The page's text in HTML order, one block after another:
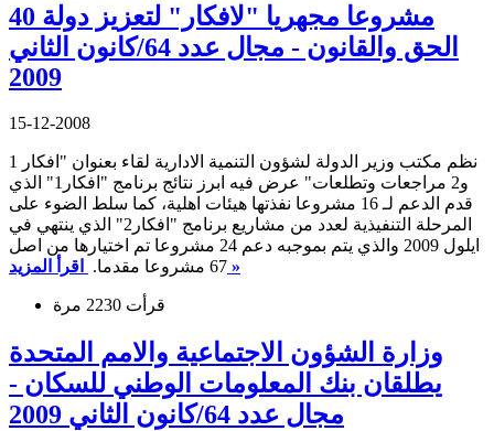
40 مشروعا مجهريا "لافكار" لتعزيز دولة
الحق والقانون - مجال عدد 64/كانون الثاني
2009
15-12-2008
نظم مكتب وزير الدولة لشؤون التنمية الادارية لقاء بعنوان "افكار 1
و2 مراجعات وتطلعات" عرض فيه ابرز نتائج برنامج "افكار1" الذي
قدم الدعم لـ 16 مشروعا نفذتها هيئات اهلية، كما سلط الضوء على
المرحلة التنفيذية لعدد من مشاريع برنامج "افكار2" الذي ينتهي في
ايلول 2009 والذي يتم بموجبه دعم 24 مشروعا تم اختيارها من اصل
67 مشروعا مقدما. اقرأ المزيد »
قرأت 2230 مرة
وزارة الشؤون الاجتماعية والامم المتحدة
يطلقان بنك المعلومات الوطني للسكان -
مجال عدد 64/كانون الثاني 2009